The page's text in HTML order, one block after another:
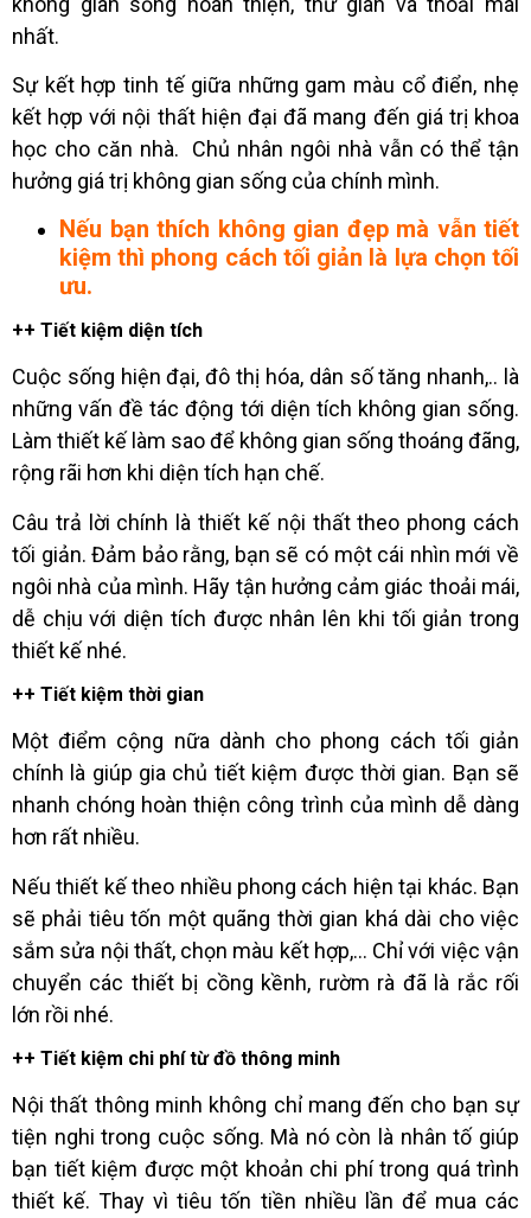
nhất.
Sự kết hợp tinh tế giữa những gam màu cổ điển, nhẹ
kết hợp với nội thất hiện đại đã mang đến giá trị khoa
học cho căn nhà. Chủ nhân ngôi nhà vẫn có thể tận
hưởng giá trị không gian sống của chính mình.
Nếu bạn thích không gian đẹp mà vẫn tiết
kiệm thì phong cách tối giản là lựa chọn tối
ưu.
++ Tiết kiệm diện tích
Cuộc sống hiện đại, đô thị hóa, dân số tăng nhanh,.. là
những vấn đề tác động tới diện tích không gian sống.
Làm thiết kế làm sao để không gian sống thoáng đãng,
rộng rãi hơn khi diện tích hạn chế.
Câu trả lời chính là thiết kế nội thất theo phong cách
tối giản. Đảm bảo rằng, bạn sẽ có một cái nhìn mới về
ngôi nhà của mình. Hãy tận hưởng cảm giác thoải mái,
dễ chịu với diện tích được nhân lên khi tối giản trong
thiết kế nhé.
++ Tiết kiệm thời gian
Một điểm cộng nữa dành cho phong cách tối giản
chính là giúp gia chủ tiết kiệm được thời gian. Bạn sẽ
nhanh chóng hoàn thiện công trình của mình dễ dàng
hơn rất nhiều.
Nếu thiết kế theo nhiều phong cách hiện tại khác. Bạn
sẽ phải tiêu tốn một quãng thời gian khá dài cho việc
sắm sửa nội thất, chọn màu kết hợp,… Chỉ với việc vận
chuyển các thiết bị cồng kềnh, rườm rà đã là rắc rối
lớn rồi nhé.
++ Tiết kiệm chi phí từ đồ thông minh
Nội thất thông minh không chỉ mang đến cho bạn sự
tiện nghi trong cuộc sống. Mà nó còn là nhân tố giúp
bạn tiết kiệm được một khoản chi phí trong quá trình
thiết kế. Thay vì tiêu tốn tiền nhiều lần để mua các